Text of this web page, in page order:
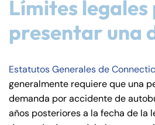
Límites legales
presentar una
Estatutos Generales de
generalmente requiere que una
demanda por accidente de
años posteriores a la fecha de la